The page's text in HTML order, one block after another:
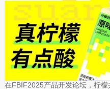
在FBIF2025产品开发论坛，柠